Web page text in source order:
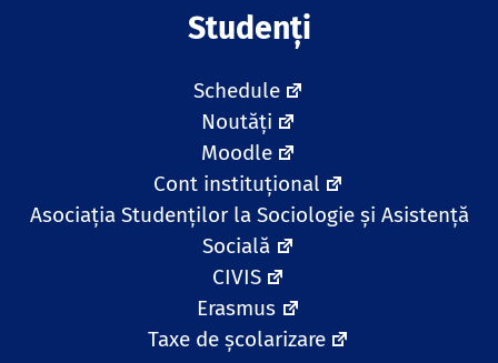
Studenți
Schedule
Noutăți
Moodle
Cont instituțional
Asociația Studenților la Sociologie și Asistență
Socială
CIVIS
Erasmus
Taxe de școlarizare